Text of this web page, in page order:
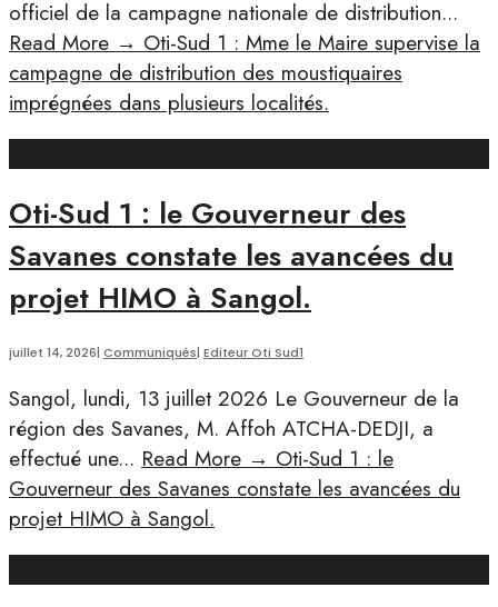
officiel de la campagne nationale de distribution...
Read More → Oti-Sud 1 : Mme le Maire supervise la
campagne de distribution des moustiquaires
imprégnées dans plusieurs localités.
Oti-Sud 1 : le Gouverneur des
Savanes constate les avancées du
projet HIMO à Sangol.
juillet 14, 2026| Communiqués| Editeur Oti Sud1
Sangol, lundi, 13 juillet 2026 Le Gouverneur de la
région des Savanes, M. Affoh ATCHA-DEDJI, a
effectué une... Read More → Oti-Sud 1 : le
Gouverneur des Savanes constate les avancées du
projet HIMO à Sangol.